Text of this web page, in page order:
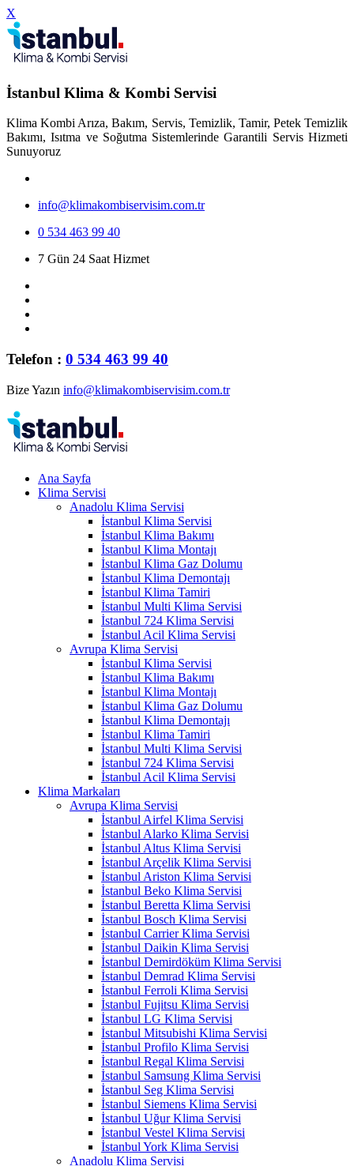
X
İstanbul Klima & Kombi Servisi
Klima Kombi Arıza, Bakım, Servis, Temizlik, Tamir, Petek Temizlik
Bakımı, Isıtma ve Soğutma Sistemlerinde Garantili Servis Hizmeti
Sunuyoruz
info@klimakombiservisim.com.tr
0 534 463 99 40
7 Gün 24 Saat Hizmet
Telefon : 0 534 463 99 40
Bize Yazın info@klimakombiservisim.com.tr
Ana Sayfa
Klima Servisi
Anadolu Klima Servisi
İstanbul Klima Servisi
İstanbul Klima Bakımı
İstanbul Klima Montajı
İstanbul Klima Gaz Dolumu
İstanbul Klima Demontajı
İstanbul Klima Tamiri
İstanbul Multi Klima Servisi
İstanbul 724 Klima Servisi
İstanbul Acil Klima Servisi
Avrupa Klima Servisi
İstanbul Klima Servisi
İstanbul Klima Bakımı
İstanbul Klima Montajı
İstanbul Klima Gaz Dolumu
İstanbul Klima Demontajı
İstanbul Klima Tamiri
İstanbul Multi Klima Servisi
İstanbul 724 Klima Servisi
İstanbul Acil Klima Servisi
Klima Markaları
Avrupa Klima Servisi
İstanbul Airfel Klima Servisi
İstanbul Alarko Klima Servisi
İstanbul Altus Klima Servisi
İstanbul Arçelik Klima Servisi
İstanbul Ariston Klima Servisi
İstanbul Beko Klima Servisi
İstanbul Beretta Klima Servisi
İstanbul Bosch Klima Servisi
İstanbul Carrier Klima Servisi
İstanbul Daikin Klima Servisi
İstanbul Demirdöküm Klima Servisi
İstanbul Demrad Klima Servisi
İstanbul Ferroli Klima Servisi
İstanbul Fujitsu Klima Servisi
İstanbul LG Klima Servisi
İstanbul Mitsubishi Klima Servisi
İstanbul Profilo Klima Servisi
İstanbul Regal Klima Servisi
İstanbul Samsung Klima Servisi
İstanbul Seg Klima Servisi
İstanbul Siemens Klima Servisi
İstanbul Uğur Klima Servisi
İstanbul Vestel Klima Servisi
İstanbul York Klima Servisi
Anadolu Klima Servisi